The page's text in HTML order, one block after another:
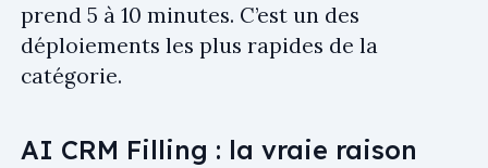
prend 5 à 10 minutes. C’est un des
déploiements les plus rapides de la
catégorie.
AI CRM Filling : la vraie raison